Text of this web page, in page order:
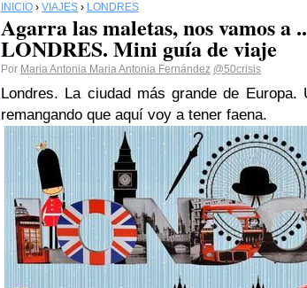
INICIO › VIAJES › LONDRES
Agarra las maletas, nos vamos a
LONDRES. Mini guía de viaje
Por Maria Antonia Maria Antonia Fernández @50crisis
Londres. La ciudad más grande de
remangando que aquí voy a tener faena.